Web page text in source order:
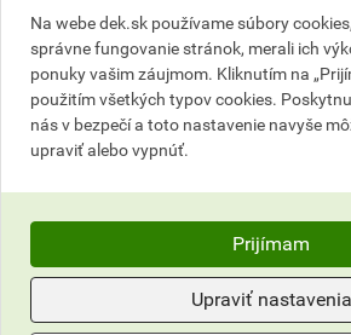
široký výber farieb a štruktúr
možno použiť s
Definícia výrobku
Jednoducho spracovateľná,
pastovitá omietka vyrobená
živice. Je pripravená na
podkladový náter weber 700.
Použitie
Omietka slúži na ochranu
Na webe dek.sk používame súbory
správne fungovanie stránok, merali ich
ponuky vašim záujmom. Kliknutím na
použitím všetkých typov cookies.
nás v bezpečí a toto nastavenie navyše
upraviť alebo vypnúť.
Prijímam
Upraviť nastavenia